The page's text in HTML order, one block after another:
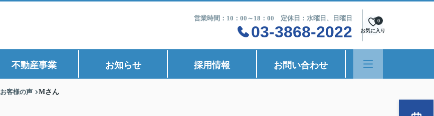
営業時間：10：00～18：00 定休日：水曜日、日曜日
03-3868-2022 お気に入り
0
不動産事業 お知らせ 採用情報 お問い合わせ
お客様の声 Mさん